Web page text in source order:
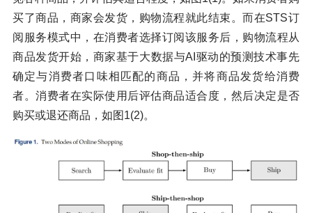
买了商品，商家会发货，购物流程就此结束。而在STS订
阅服务模式中，在消费者选择订阅该服务后，购物流程从
商品发货开始，商家基于大数据与AI驱动的预测技术事先
确定与消费者口味相匹配的商品，并将商品发货给消费
者。消费者在实际使用后评估商品适合度，然后决定是否
购买或退还商品，如图1(2)。